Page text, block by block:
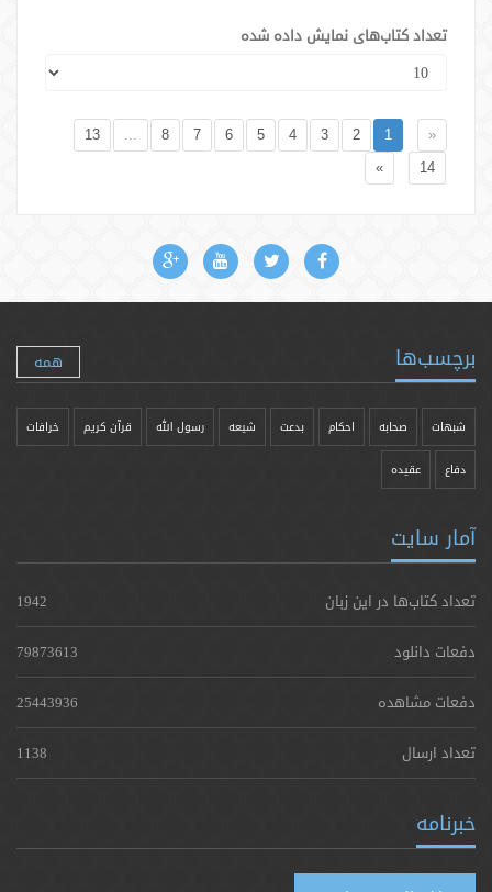
تعداد کتاب‌های نمایش داده شده
«
1
2
3
4
5
6
7
8
...
13
14
»
برچسب‌ها همه
شبهات صحابه احکام بدعت شیعه رسول الله قرآن کریم خرافات
دفاع عقیده
آمار سایت
تعداد کتاب‌ها در این زبان
1942
دفعات دانلود
79873613
دفعات مشاهده
25443936
تعداد ارسال
1138
خبرنامه